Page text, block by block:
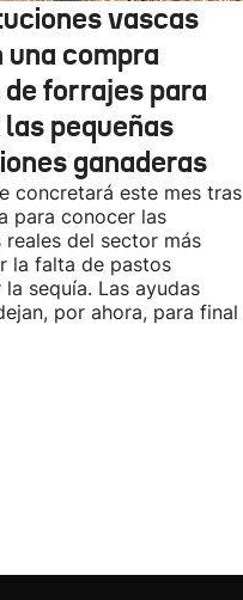
vascas
una compra
forrajes para
pequeñas
ganaderas
concretará este mes tras
para conocer las
reales del sector más
la falta de pastos
sequía. Las ayudas
por ahora, para final